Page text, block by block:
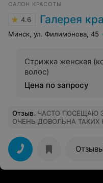
ждать еще 20 минут.
была не довольна. Город
САЛОН КРАСОТЫ
4.6 Галерея
Минск, ул. Филимонова, 45
Стрижка женская
волос)
Цена по запросу
Отзыв. ЧАСТО ПОСЕЩАЮ
ОЧЕНЬ ДОВОЛЬНА
400Р КАК И ВЕЗДЕ
ЗАМЕЧАТЕЛЬНОЕ Отзывы